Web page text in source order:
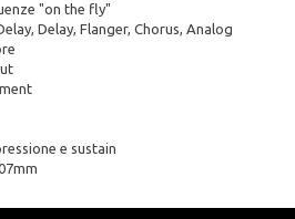
"on the fly"
Delay, Flanger, Chorus, Analog
e sustain